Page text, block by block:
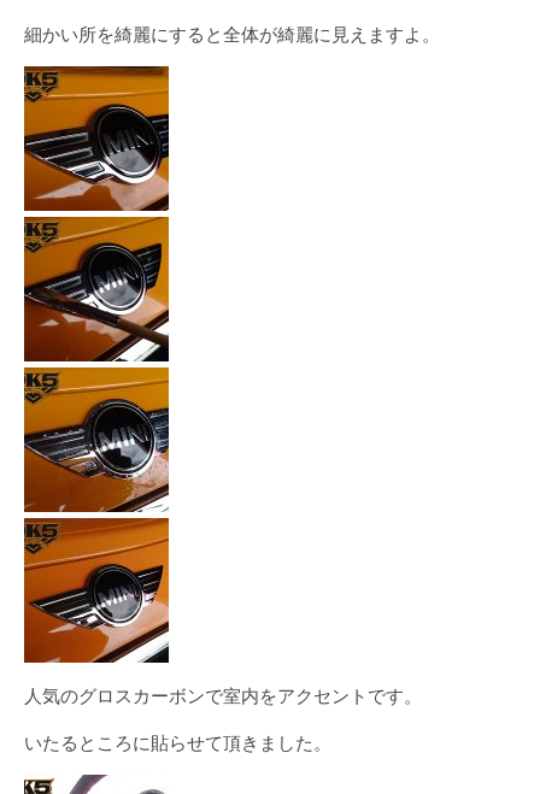
細かい所を綺麗にすると全体が綺麗に見えますよ。
人気のグロスカーボンで室内をアクセントです。
いたるところに貼らせて頂きました。